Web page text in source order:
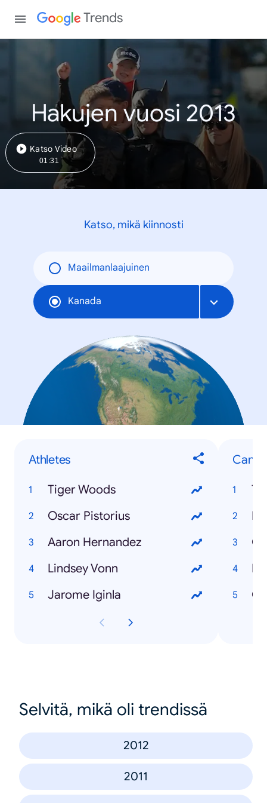
Trends
Hakujen vuosi 2013
Katso Video
01:31
Katso, mikä kiinnosti
Maailmanlaajuinen
Kanada
Athletes
Tiger Woods
Oscar Pistorius
Aaron Hernandez
Lindsey Vonn
Jarome Iginla
Selvitä, mikä oli trendissä
2012
2011